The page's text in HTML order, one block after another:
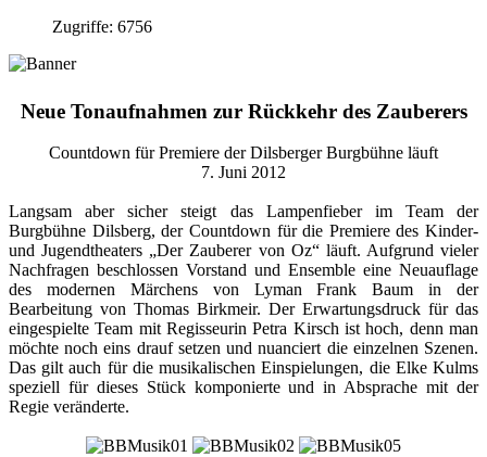
Zugriffe: 6756
Neue Tonaufnahmen zur Rückkehr des Zauberers
Countdown für Premiere der Dilsberger Burgbühne läuft
7. Juni 2012
Langsam aber sicher steigt das Lampenfieber im Team der
Burgbühne Dilsberg, der Countdown für die Premiere des Kinder-
und Jugendtheaters „Der Zauberer von Oz“ läuft. Aufgrund vieler
Nachfragen beschlossen Vorstand und Ensemble eine Neuauflage
des modernen Märchens von Lyman Frank Baum in der
Bearbeitung von Thomas Birkmeir. Der Erwartungsdruck für das
eingespielte Team mit Regisseurin Petra Kirsch ist hoch, denn man
möchte noch eins drauf setzen und nuanciert die einzelnen Szenen.
Das gilt auch für die musikalischen Einspielungen, die Elke Kulms
speziell für dieses Stück komponierte und in Absprache mit der
Regie veränderte.